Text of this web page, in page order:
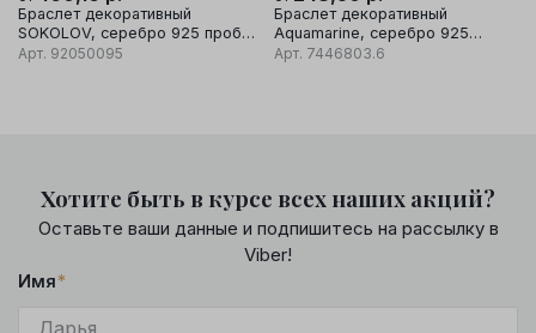
Браслет декоративный
SOKOLOV, серебро 925 проба,
вставка фианит/гранат
Арт. 92050095
Браслет декоративный
Aquamarine, серебро 925
проба
Арт. 7446803.6
Хотите быть в курсе всех наших акций?
Оставьте ваши данные и подпишитесь на рассылку в
Viber!
Имя*